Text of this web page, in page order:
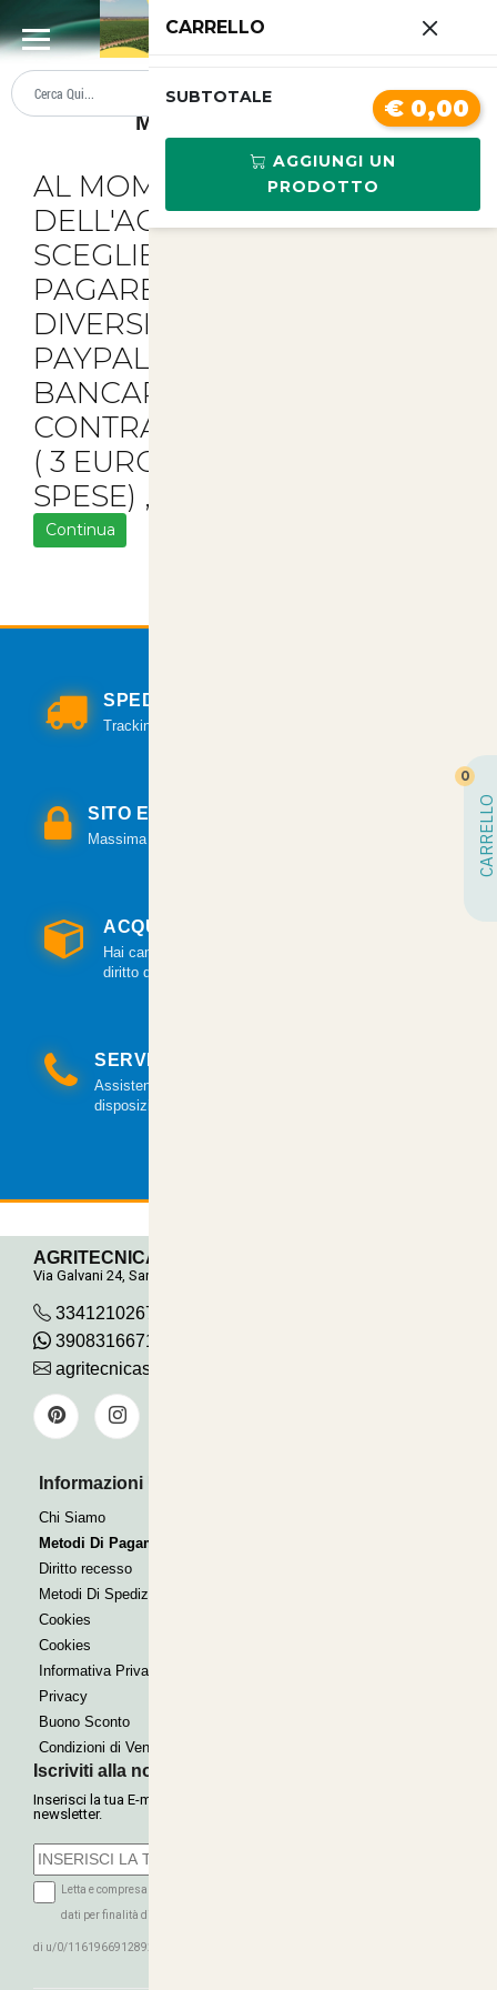
Metodi Di Pagamento
AL MOMENTO
DELL'ACQUISTO POTETE
SCEGLIERE DI
PAGARE COMODAMENTE IN
DIVERSI MODI:
PAYPAL ,
BANCARIO O
CONTRASSEGNO
( 3 EURO IN PIU' PER LE
SPESE) , VAGLIA POSTALE.
Continua
SPEDIZIONI VELOCI
Tracking per il monitoraggio della spedizione.
SITO E PAGAMENTI SICURI
Massima sicurezza per tutte le modalità di pagamento.
ACQUISTO GARANTITO
Hai cambiato idea? Hai 14 giorni per esercitare il
diritto di recesso.
SERVIZIO CLIENTI
Assistenza clienti via mail e telefonica a tua
disposizione.
AGRITECNICA S.R.L.
Via Galvani 24, San Pancrazio
3341210267
390831667115
agritecnicasrl@gmail.com
Informazioni Utili
Chi Siamo
Metodi Di Pagamento
Diritto recesso
Metodi Di Spedizione
Cookies
Cookies
Informativa Privacy
Privacy
Buono Sconto
Condizioni di Vendita
Iscriviti alla nostra Newsletter
Inserisci la tua E-mail per ricevere le nostre offerte tramite
newsletter.
Letta e compresa l'informativa sulla Privacy autorizzo il trattamento dei miei
dati per finalità di marketing (ricevere newsletter, novità, promozioni) da parte
di u/0/116196691289279339016
CARRELLO
SUBTOTALE € 0,00
AGGIUNGI UN
PRODOTTO
CARRELLO
0